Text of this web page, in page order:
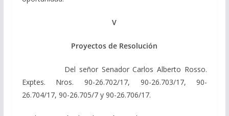
V
Proyectos de Resolución
Del señor Senador Carlos Alberto Rosso.
Exptes. Nros. 90-26.702/17, 90-26.703/17, 90-
26.704/17, 90-26.705/7 y 90-26.706/17.